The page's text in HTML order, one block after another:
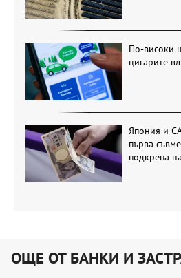
По-високи
цигарите
Япония и
първа
подкрепа
ОЩЕ ОТ БАНКИ И